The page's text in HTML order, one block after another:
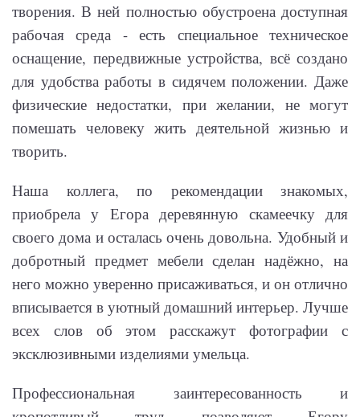
творения. В ней полностью обустроена доступная
рабочая среда - есть специальное техническое
оснащение, передвижные устройства, всё создано
для удобства работы в сидячем положении. Даже
физические недостатки, при желании, не могут
помешать человеку жить деятельной жизнью и
творить.
Наша коллега, по рекомендации знакомых,
приобрела у Егора деревянную скамеечку для
своего дома и осталась очень довольна. Удобный и
добротный предмет мебели сделан надёжно, на
него можно уверенно присаживаться, и он отлично
вписывается в уютный домашний интерьер. Лучше
всех слов об этом расскажут фотографии с
эксклюзивными изделиями умельца.
Профессиональная заинтересованность и